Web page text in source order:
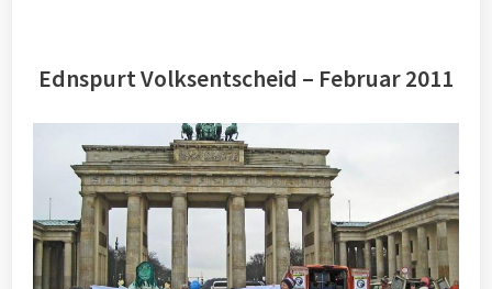
Ednspurt Volksentscheid – Februar 2011